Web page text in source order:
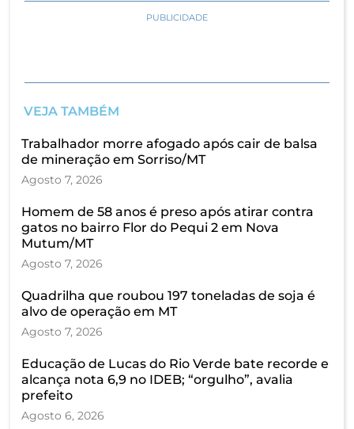
PUBLICIDADE
VEJA TAMBÉM
Trabalhador morre afogado após cair de balsa
de mineração em Sorriso/MT
Agosto 7, 2026
Homem de 58 anos é preso após atirar contra
gatos no bairro Flor do Pequi 2 em Nova
Mutum/MT
Agosto 7, 2026
Quadrilha que roubou 197 toneladas de soja é
alvo de operação em MT
Agosto 7, 2026
Educação de Lucas do Rio Verde bate recorde e
alcança nota 6,9 no IDEB; “orgulho”, avalia
prefeito
Agosto 6, 2026